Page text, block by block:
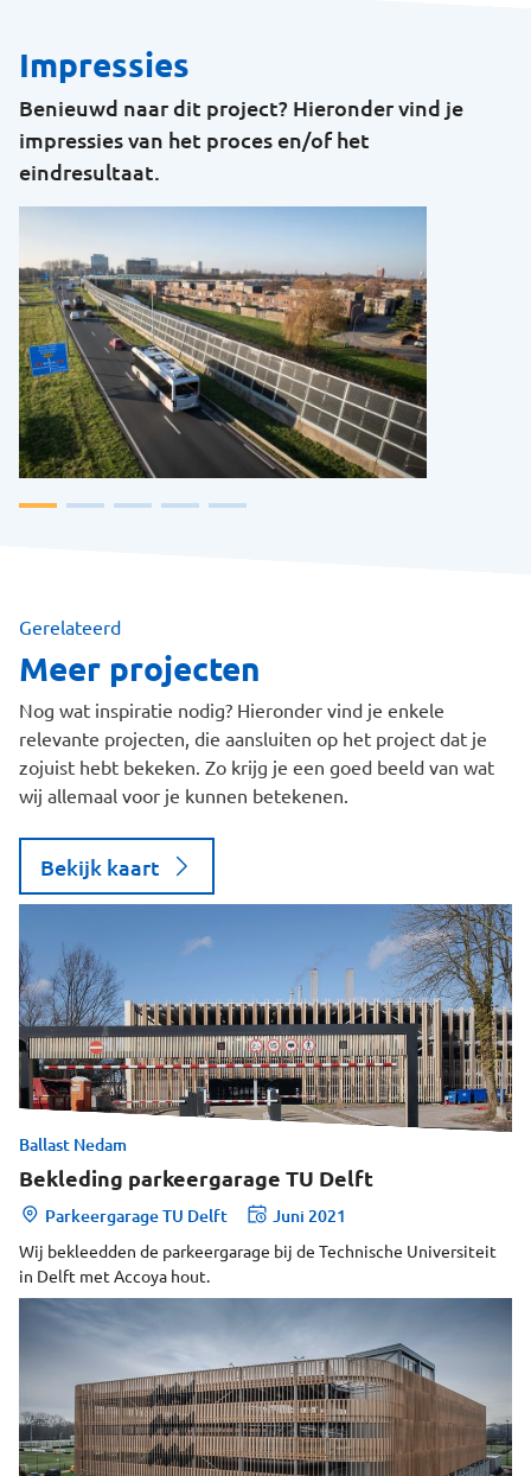
Impressies
Benieuwd naar dit project? Hieronder vind je
impressies van het proces en/of het
eindresultaat.
Gerelateerd
Meer projecten
Nog wat inspiratie nodig? Hieronder vind je enkele
relevante projecten, die aansluiten op het project dat je
zojuist hebt bekeken. Zo krijg je een goed beeld van wat
wij allemaal voor je kunnen betekenen.
Bekijk kaart
Ballast Nedam
Bekleding parkeergarage TU Delft
Parkeergarage TU Delft Juni 2021
Wij bekleedden de parkeergarage bij de Technische Universiteit
in Delft met Accoya hout.